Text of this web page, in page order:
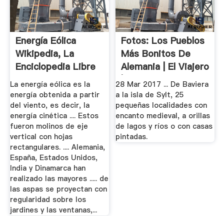
Energía Eólica
Wikipedia, La
Enciclopedia Libre
La energía eólica es la
energía obtenida a partir
del viento, es decir, la
energía cinética .... Estos
fueron molinos de eje
vertical con hojas
rectangulares. .... Alemania,
España, Estados Unidos,
India y Dinamarca han
realizado las mayores ..... de
las aspas se proyectan con
regularidad sobre los
jardines y las ventanas,...
Fotos: Los Pueblos
Más Bonitos De
Alemania | El Viajero
| EL.
28 Mar 2017 ... De Baviera
a la isla de Sylt, 25
pequeñas localidades con
encanto medieval, a orillas
de lagos y ríos o con casas
pintadas.